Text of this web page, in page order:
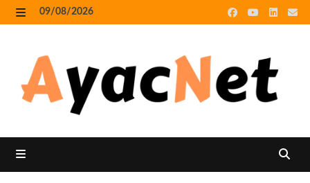
Skip
to
09/08/2026